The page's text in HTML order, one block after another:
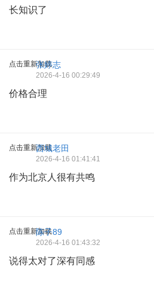
长知识了
点击重新加载
张婷志
2026-4-16 00:29:49
价格合理
点击重新加载西城老田
2026-4-16 01:41:41
作为北京人很有共鸣
点击重新加载
陈子89
2026-4-16 01:43:32
说得太对了深有同感